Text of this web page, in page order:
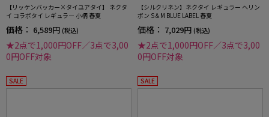
【リッケンバッカー×タイユアタイ】 ネクタ
イ コラボタイ レギュラー 小柄 春夏
価格： 6,589円 (税込)
★2点で1,000円OFF／3点で3,00
0円OFF対象
【シルクリネン】ネクタイ レギュラー ヘリン
ボン S＆M BLUE LABEL 春夏
価格： 7,029円 (税込)
★2点で1,000円OFF／3点で3,00
0円OFF対象
SALE SALE